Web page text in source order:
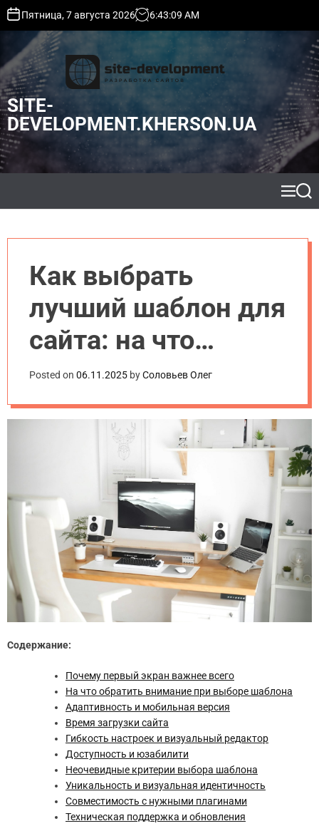
t
o
c
o
n
t
e
Пятница, 7 августа 2026 6:43:10 AM
SITE-
DEVELOPMENT.KHERSON.UA
M
e
S
e
Как выбрать
лучший шаблон для
сайта: на что
обратить внимание
Posted on 06.11.2025 byСоловьев Олег
Содержание:
Почему первый экран важнее всего
На что обратить внимание при выборе шаблона
Адаптивность и мобильная версия
Время загрузки сайта
Гибкость настроек и визуальный редактор
Доступность и юзабилити
Неочевидные критерии выбора шаблона
Уникальность и визуальная идентичность
Совместимость с нужными плагинами
Техническая поддержка и обновления